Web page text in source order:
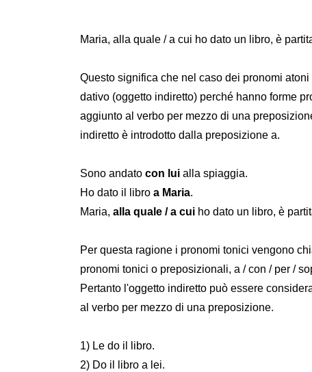
Maria, alla quale / a cui ho dato un libro, è
Questo significa che nel caso dei pronomi
dativo (oggetto indiretto) perché hanno forme
aggiunto al verbo per mezzo di una
indiretto è introdotto dalla preposizione a.
Sono andato con lui alla spiaggia.
Ho dato il libro a Maria.
Maria, alla quale / a cui ho dato un libro, è
Per questa ragione i pronomi tonici vengono
pronomi tonici o preposizionali, a / con / per /
Pertanto l'oggetto indiretto può essere
al verbo per mezzo di una preposizione.
1) Le do il libro.
2) Do il libro a lei.